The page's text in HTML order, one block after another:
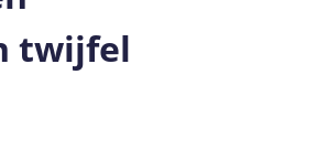
twijfel